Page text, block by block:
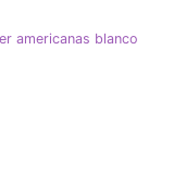
americanas blanco